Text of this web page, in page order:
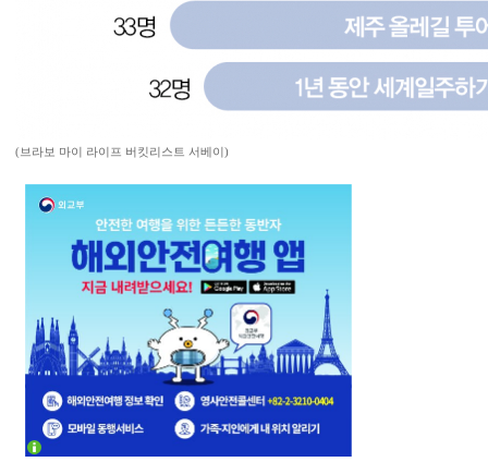
(브라보 마이 라이프 버킷리스트 서베이)